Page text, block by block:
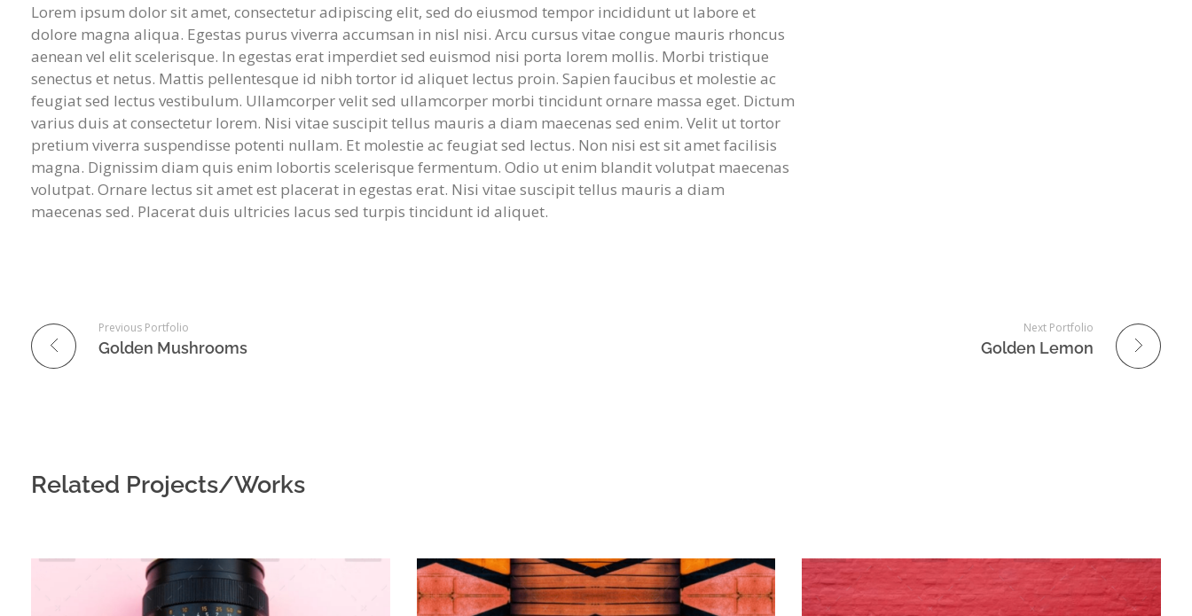
Lorem ipsum dolor sit amet, consectetur adipiscing elit, sed do eiusmod tempor incididunt ut labore et
dolore magna aliqua. Egestas purus viverra accumsan in nisl nisi. Arcu cursus vitae congue mauris rhoncus
aenean vel elit scelerisque. In egestas erat imperdiet sed euismod nisi porta lorem mollis. Morbi tristique
senectus et netus. Mattis pellentesque id nibh tortor id aliquet lectus proin. Sapien faucibus et molestie ac
feugiat sed lectus vestibulum. Ullamcorper velit sed ullamcorper morbi tincidunt ornare massa eget. Dictum
varius duis at consectetur lorem. Nisi vitae suscipit tellus mauris a diam maecenas sed enim. Velit ut tortor
pretium viverra suspendisse potenti nullam. Et molestie ac feugiat sed lectus. Non nisi est sit amet facilisis
magna. Dignissim diam quis enim lobortis scelerisque fermentum. Odio ut enim blandit volutpat maecenas
volutpat. Ornare lectus sit amet est placerat in egestas erat. Nisi vitae suscipit tellus mauris a diam
maecenas sed. Placerat duis ultricies lacus sed turpis tincidunt id aliquet.
Previous Portfolio
Golden Mushrooms
Next Portfolio
Golden Lemon
Related Projects/Works